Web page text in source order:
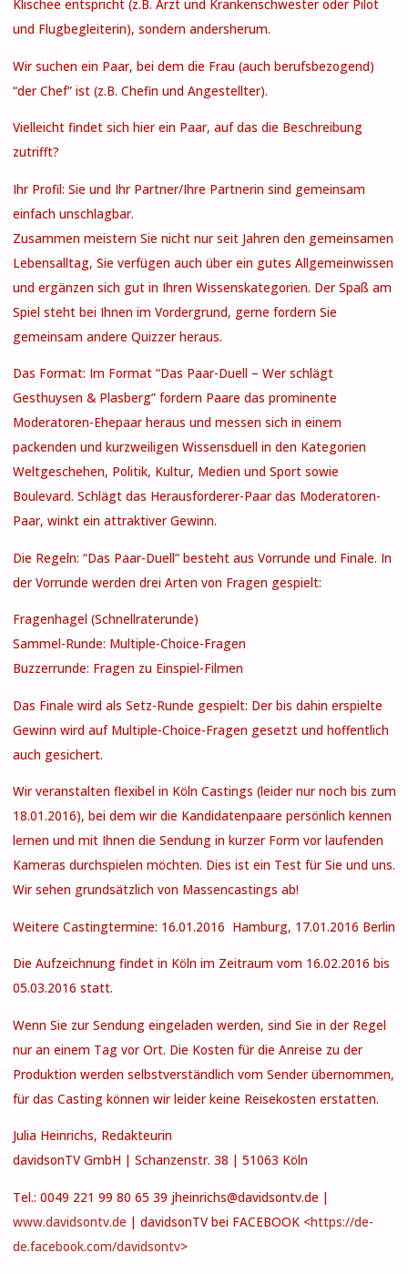
Klischee entspricht (z.B. Arzt und Krankenschwester oder Pilot
und Flugbegleiterin), sondern andersherum.
Wir suchen ein Paar, bei dem die Frau (auch berufsbezogend)
“der Chef” ist (z.B. Chefin und Angestellter).
Vielleicht findet sich hier ein Paar, auf das die Beschreibung
zutrifft?
Ihr Profil: Sie und Ihr Partner/Ihre Partnerin sind gemeinsam
einfach unschlagbar.
Zusammen meistern Sie nicht nur seit Jahren den gemeinsamen
Lebensalltag, Sie verfügen auch über ein gutes Allgemeinwissen
und ergänzen sich gut in Ihren Wissenskategorien. Der Spaß am
Spiel steht bei Ihnen im Vordergrund, gerne fordern Sie
gemeinsam andere Quizzer heraus.
Das Format: Im Format “Das Paar-Duell – Wer schlägt
Gesthuysen & Plasberg” fordern Paare das prominente
Moderatoren-Ehepaar heraus und messen sich in einem
packenden und kurzweiligen Wissensduell in den Kategorien
Weltgeschehen, Politik, Kultur, Medien und Sport sowie
Boulevard. Schlägt das Herausforderer-Paar das Moderatoren-
Paar, winkt ein attraktiver Gewinn.
Die Regeln: “Das Paar-Duell” besteht aus Vorrunde und Finale. In
der Vorrunde werden drei Arten von Fragen gespielt:
Fragenhagel (Schnellraterunde)
Sammel-Runde: Multiple-Choice-Fragen
Buzzerrunde: Fragen zu Einspiel-Filmen
Das Finale wird als Setz-Runde gespielt: Der bis dahin erspielte
Gewinn wird auf Multiple-Choice-Fragen gesetzt und hoffentlich
auch gesichert.
Wir veranstalten flexibel in Köln Castings (leider nur noch bis zum
18.01.2016), bei dem wir die Kandidatenpaare persönlich kennen
lernen und mit Ihnen die Sendung in kurzer Form vor laufenden
Kameras durchspielen möchten. Dies ist ein Test für Sie und uns.
Wir sehen grundsätzlich von Massencastings ab!
Weitere Castingtermine: 16.01.2016 Hamburg, 17.01.2016 Berlin
Die Aufzeichnung findet in Köln im Zeitraum vom 16.02.2016 bis
05.03.2016 statt.
Wenn Sie zur Sendung eingeladen werden, sind Sie in der Regel
nur an einem Tag vor Ort. Die Kosten für die Anreise zu der
Produktion werden selbstverständlich vom Sender übernommen,
für das Casting können wir leider keine Reisekosten erstatten.
Julia Heinrichs, Redakteurin
davidsonTV GmbH | Schanzenstr. 38 | 51063 Köln
Tel.: 0049 221 99 80 65 39 jheinrichs@davidsontv.de |
www.davidsontv.de | davidsonTV bei FACEBOOK <https://de-
de.facebook.com/davidsontv>